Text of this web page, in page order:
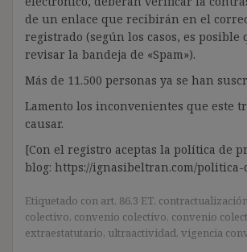
de un enlace que recibirán en el
registrado (según los casos, es posible
revisar la bandeja de «Spam»).
Más de 11.500 personas ya se han
Lamento los inconvenientes que este
causar.
[Con el registro aceptas la política de
blog: https://ignasibeltran.com/
Etiquetado con art. 86.3 ET,
colectivo, convenio colectivo, convenio
extraestatutario, ultraactividad, vigencia